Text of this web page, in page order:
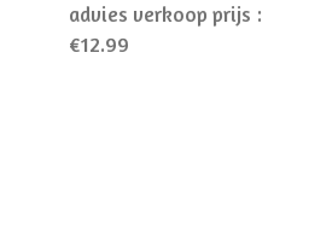
advies verkoop prijs :
€12.99